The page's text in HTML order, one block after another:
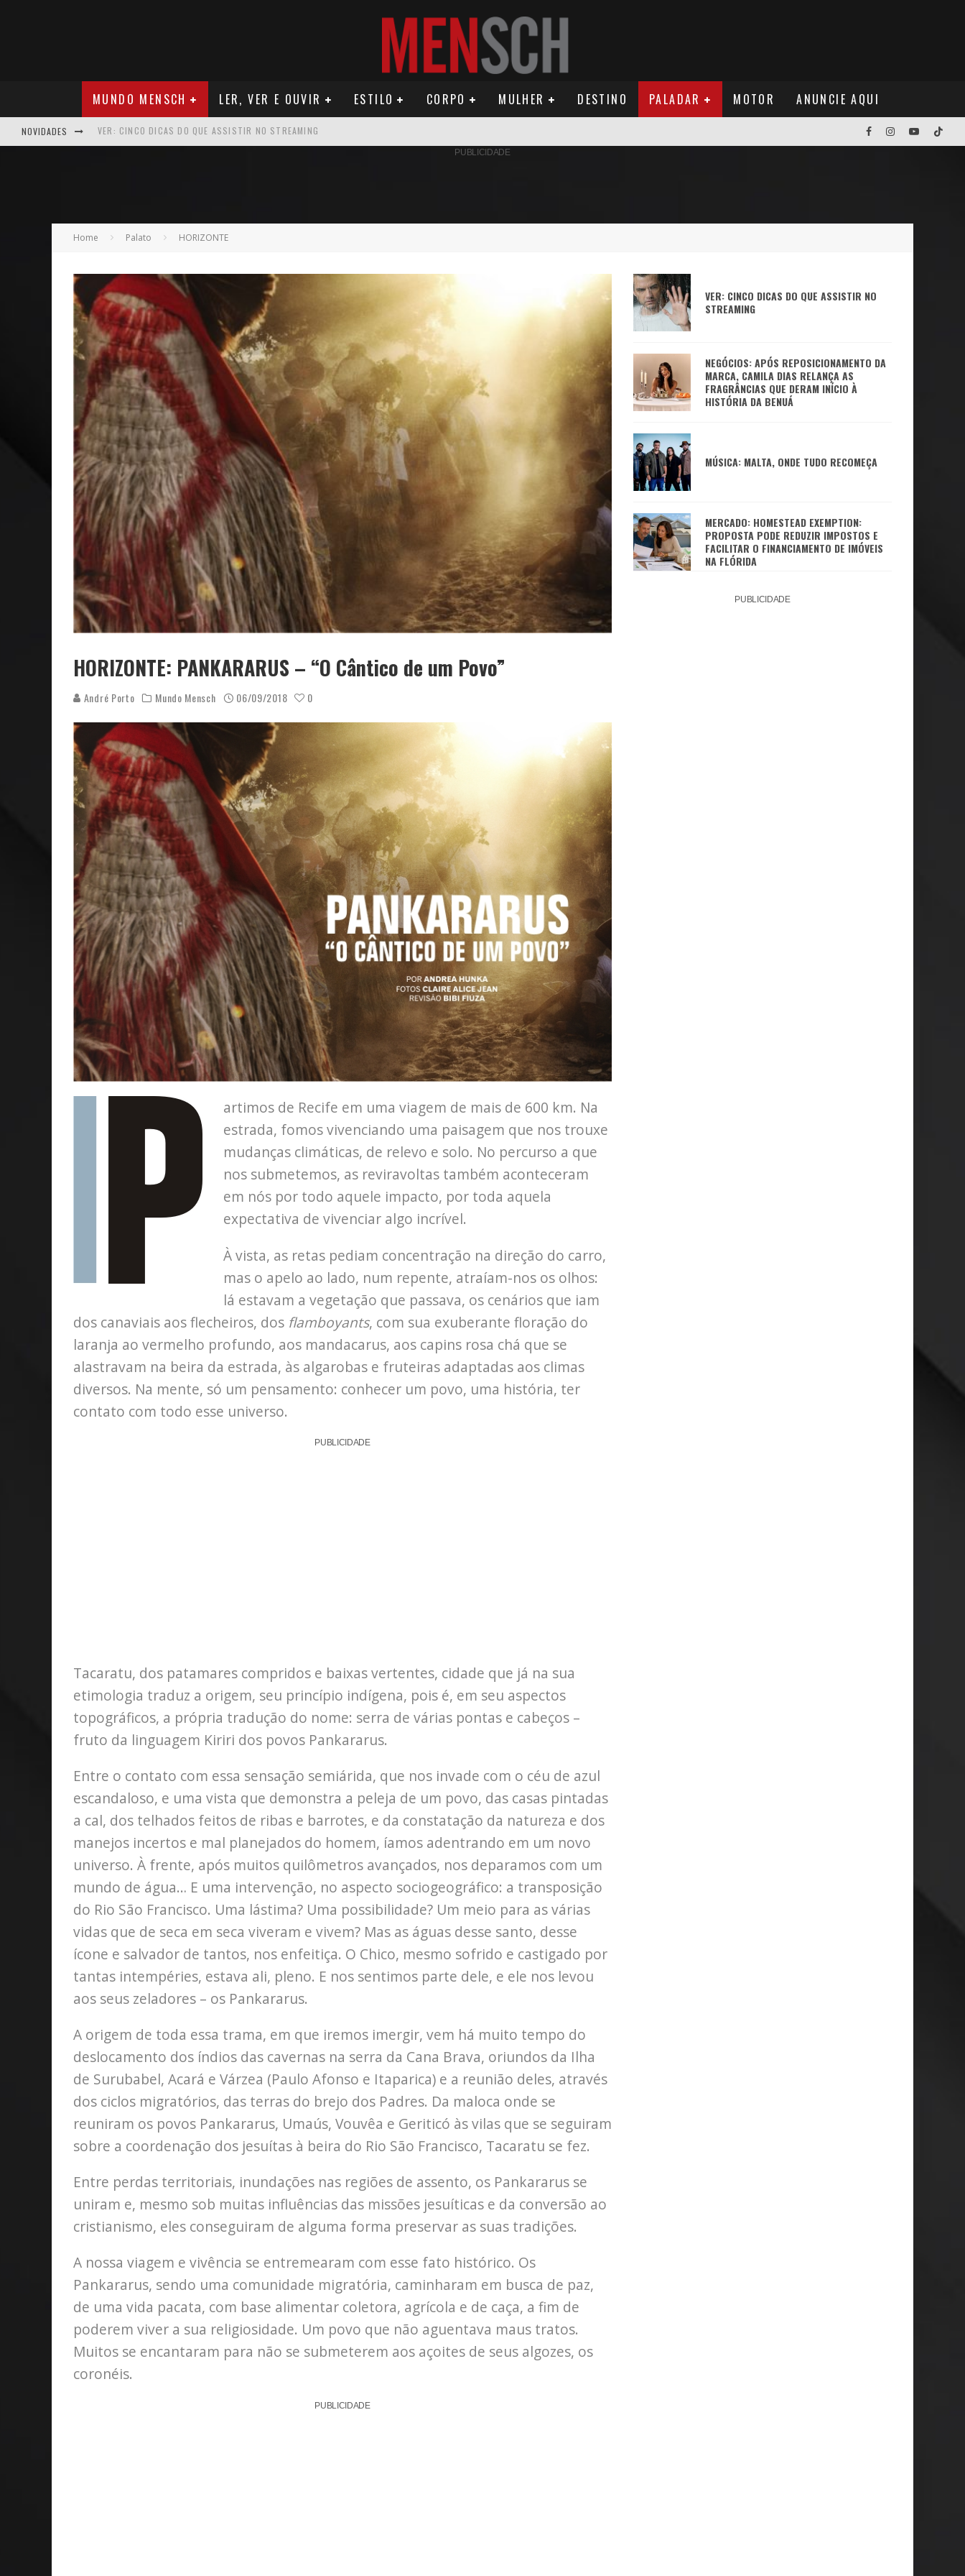
MUNDO MENSCH LER, VER E OUVIR ESTILO CORPO MULHER DESTINO PALADAR MOTOR ANUNCIE AQUI
NOVIDADES NEGÓCIOS: FÁBIO RUA, VICE-PRESIDENTE DA GM NA AMÉRICA DO SUL E SEU LEGADO
MÚSICA: MALTA, ONDE TUDO RECOMEÇA
CARREIRA: NICHOLLAS MARSHELL: ENTRE ALGORITMOS E PROPÓSITO HUMANO
CAPA: O SUCESSO DE JOÃO VICTOR GONÇALVES COM SEU MAU MAU EM 'QUEM AMA CUIDA'
VER: CINCO DICAS DO QUE ASSISTIR NO STREAMING
PUBLICIDADE
Home Palato HORIZONTE
HORIZONTE: PANKARARUS – “O Cântico de um Povo”
André Porto Mundo Mensch 06/09/2018 0
artimos de Recife em uma viagem de mais de 600 km. Na
estrada, fomos vivenciando uma paisagem que nos trouxe
mudanças climáticas, de relevo e solo. No percurso a que
nos submetemos, as reviravoltas também aconteceram
em nós por todo aquele impacto, por toda aquela
expectativa de vivenciar algo incrível.
À vista, as retas pediam concentração na direção do carro,
mas o apelo ao lado, num repente, atraíam-nos os olhos:
lá estavam a vegetação que passava, os cenários que iam
dos canaviais aos flecheiros, dos flamboyants, com sua exuberante floração do
laranja ao vermelho profundo, aos mandacarus, aos capins rosa chá que se
alastravam na beira da estrada, às algarobas e fruteiras adaptadas aos climas
diversos. Na mente, só um pensamento: conhecer um povo, uma história, ter
contato com todo esse universo.
PUBLICIDADE
Tacaratu, dos patamares compridos e baixas vertentes, cidade que já na sua
etimologia traduz a origem, seu princípio indígena, pois é, em seu aspectos
topográficos, a própria tradução do nome: serra de várias pontas e cabeços –
fruto da linguagem Kiriri dos povos Pankararus.
Entre o contato com essa sensação semiárida, que nos invade com o céu de azul
escandaloso, e uma vista que demonstra a peleja de um povo, das casas pintadas
a cal, dos telhados feitos de ribas e barrotes, e da constatação da natureza e dos
manejos incertos e mal planejados do homem, íamos adentrando em um novo
universo. À frente, após muitos quilômetros avançados, nos deparamos com um
mundo de água… E uma intervenção, no aspecto sociogeográfico: a transposição
do Rio São Francisco. Uma lástima? Uma possibilidade? Um meio para as várias
vidas que de seca em seca viveram e vivem? Mas as águas desse santo, desse
ícone e salvador de tantos, nos enfeitiça. O Chico, mesmo sofrido e castigado por
tantas intempéries, estava ali, pleno. E nos sentimos parte dele, e ele nos levou
aos seus zeladores – os Pankararus.
A origem de toda essa trama, em que iremos imergir, vem há muito tempo do
deslocamento dos índios das cavernas na serra da Cana Brava, oriundos da Ilha
de Surubabel, Acará e Várzea (Paulo Afonso e Itaparica) e a reunião deles, através
dos ciclos migratórios, das terras do brejo dos Padres. Da maloca onde se
reuniram os povos Pankararus, Umaús, Vouvêa e Geriticó às vilas que se seguiram
sobre a coordenação dos jesuítas à beira do Rio São Francisco, Tacaratu se fez.
Entre perdas territoriais, inundações nas regiões de assento, os Pankararus se
uniram e, mesmo sob muitas influências das missões jesuíticas e da conversão ao
cristianismo, eles conseguiram de alguma forma preservar as suas tradições.
A nossa viagem e vivência se entremearam com esse fato histórico. Os
Pankararus, sendo uma comunidade migratória, caminharam em busca de paz,
de uma vida pacata, com base alimentar coletora, agrícola e de caça, a fim de
poderem viver a sua religiosidade. Um povo que não aguentava maus tratos.
Muitos se encantaram para não se submeterem aos açoites de seus algozes, os
coronéis.
PUBLICIDADE
VER: CINCO DICAS DO QUE ASSISTIR NO
STREAMING
NEGÓCIOS: APÓS REPOSICIONAMENTO DA
MARCA, CAMILA DIAS RELANÇA AS
FRAGRÂNCIAS QUE DERAM INÍCIO À
HISTÓRIA DA BENUÁ
MÚSICA: MALTA, ONDE TUDO RECOMEÇA
MERCADO: HOMESTEAD EXEMPTION:
PROPOSTA PODE REDUZIR IMPOSTOS E
FACILITAR O FINANCIAMENTO DE IMÓVEIS
NA FLÓRIDA
PUBLICIDADE